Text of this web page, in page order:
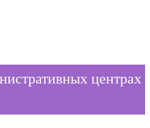
центрах